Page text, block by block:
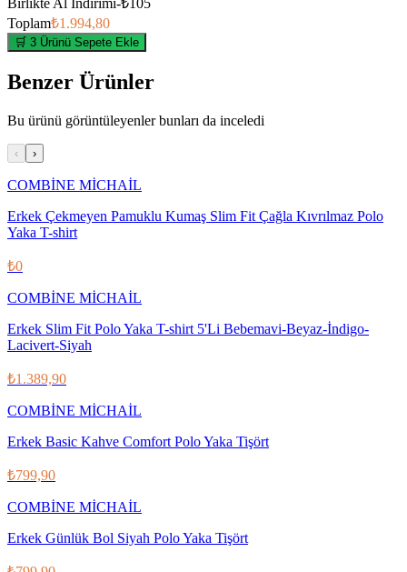
Toplam₺1.994,80
🛒 3 Ürünü Sepete Ekle
Benzer Ürünler
Bu ürünü görüntüleyenler bunları da inceledi
‹ ›
COMBİNE MİCHAİL
Erkek Çekmeyen Pamuklu Kumaş Slim Fit Çağla Kıvrılmaz Polo
Yaka T-shirt
₺0
COMBİNE MİCHAİL
Erkek Slim Fit Polo Yaka T-shirt 5'Li Bebemavi-Beyaz-İndigo-
Lacivert-Siyah
₺1.389,90
COMBİNE MİCHAİL
Erkek Basic Kahve Comfort Polo Yaka Tişört
₺799,90
COMBİNE MİCHAİL
Erkek Günlük Bol Siyah Polo Yaka Tişört